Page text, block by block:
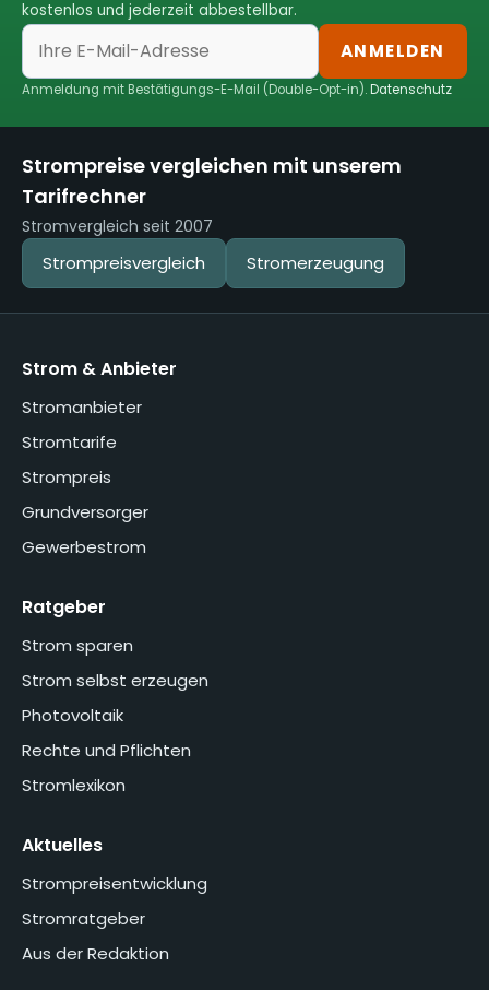
kostenlos und jederzeit abbestellbar.
ANMELDEN
Anmeldung mit Bestätigungs-E-Mail (Double-Opt-in).Datenschutz
Strompreise vergleichen mit unserem
Tarifrechner
Stromvergleich seit 2007
Strompreisvergleich Stromerzeugung
Strom & Anbieter
Stromanbieter
Stromtarife
Strompreis
Grundversorger
Gewerbestrom
Ratgeber
Strom sparen
Strom selbst erzeugen
Photovoltaik
Rechte und Pflichten
Stromlexikon
Aktuelles
Strompreisentwicklung
Stromratgeber
Aus der Redaktion